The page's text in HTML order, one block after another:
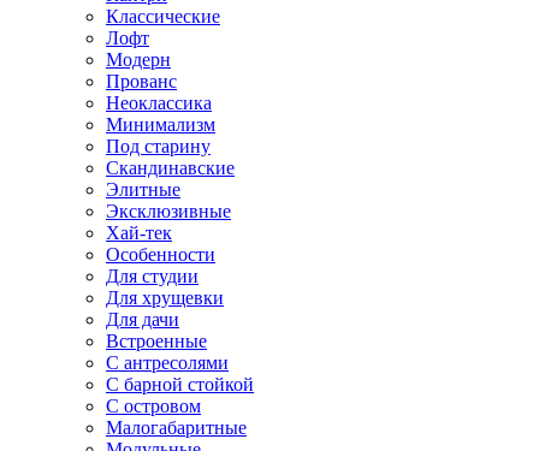
Классические
Лофт
Модерн
Прованс
Неоклассика
Минимализм
Под старину
Скандинавские
Элитные
Эксклюзивные
Хай-тек
Особенности
Для студии
Для хрущевки
Для дачи
Встроенные
С антресолями
С барной стойкой
С островом
Малогабаритные